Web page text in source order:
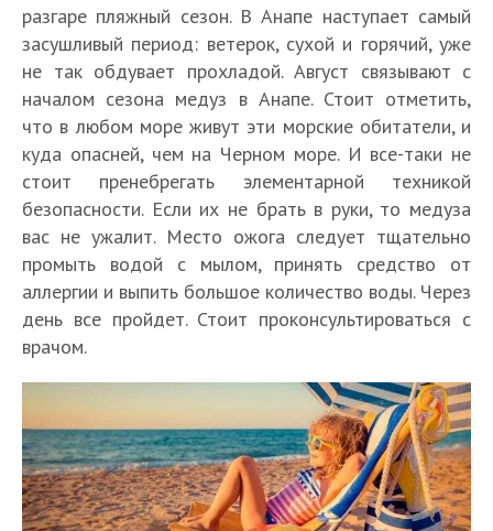
разгаре пляжный сезон. В Анапе наступает самый
засушливый период: ветерок, сухой и горячий, уже
не так обдувает прохладой. Август связывают с
началом сезона медуз в Анапе. Стоит отметить,
что в любом море живут эти морские обитатели, и
куда опасней, чем на Черном море. И все-таки не
стоит пренебрегать элементарной техникой
безопасности. Если их не брать в руки, то медуза
вас не ужалит. Место ожога следует тщательно
промыть водой с мылом, принять средство от
аллергии и выпить большое количество воды. Через
день все пройдет. Стоит проконсультироваться с
врачом.